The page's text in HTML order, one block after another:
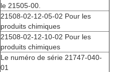
le 21505-00.
21508-02-12-05-02 Pour les
produits chimiques
21508-02-12-10-02 Pour les
produits chimiques
Le numéro de série 21747-040-
01